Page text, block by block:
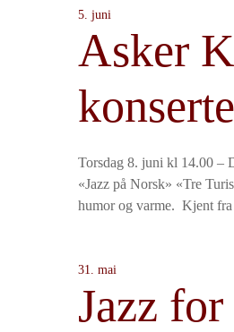
5. juni
Asker
Torsdag 8. juni kl 14.00 –
«Jazz på Norsk» «Tre
humor og varme. Kjent
31. mai
Jazz